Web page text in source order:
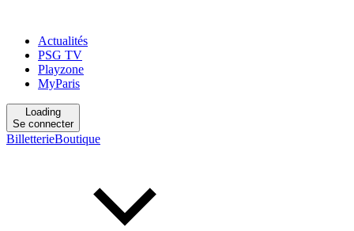
Actualités
PSG TV
Playzone
MyParis
Loading
Se connecter
BilletterieBoutique